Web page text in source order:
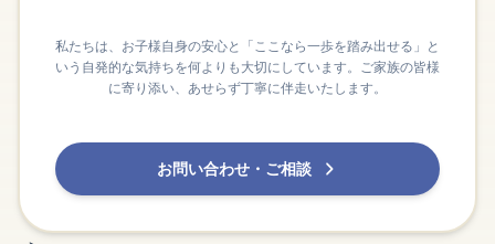
私たちは、お子様自身の安心と「ここなら一歩を踏み出せる」と
いう自発的な気持ちを何よりも大切にしています。ご家族の皆様
に寄り添い、あせらず丁寧に伴走いたします。
お問い合わせ・ご相談